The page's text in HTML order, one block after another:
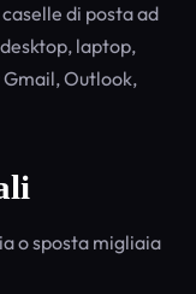
di posta ad
laptop,
Outlook,
o sposta migliaia